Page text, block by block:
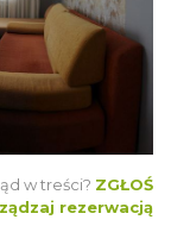
w treści? ZGŁOŚ
rezerwacją